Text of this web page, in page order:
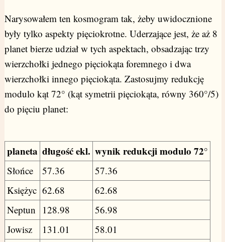
Narysowałem ten kosmogram tak, żeby uwidocznione
były tylko aspekty pięciokrotne. Uderzające jest, że aż 8
planet bierze udział w tych aspektach, obsadzając trzy
wierzchołki jednego pięciokąta foremnego i dwa
wierzchołki innego pięciokąta. Zastosujmy redukcję
modulo kąt 72° (kąt symetrii pięciokąta, równy 360°/5)
do pięciu planet:
planeta długość ekl. wynik redukcji modulo 72°
Słońce 57.36
57.36
Księżyc 62.68
62.68
Neptun
128.98
56.98
Jowisz
131.01
58.01